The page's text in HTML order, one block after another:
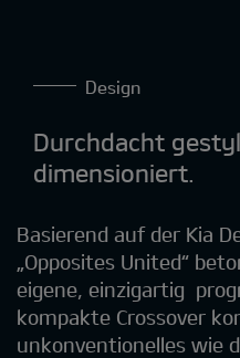
Design
Durchdacht
dimensioniert.
Basierend auf der Kia
„Opposites United“
eigene, einzigartig
kompakte Crossover
unkonventionelles wie